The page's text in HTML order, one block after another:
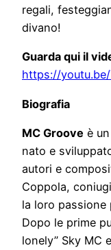
regali,
divano!
Guarda qui il
https://youtu.be/
Biografia
MC Groove è
nato e
autori e
Coppola,
la loro passione
Dopo le prime
lonely” Sky MC